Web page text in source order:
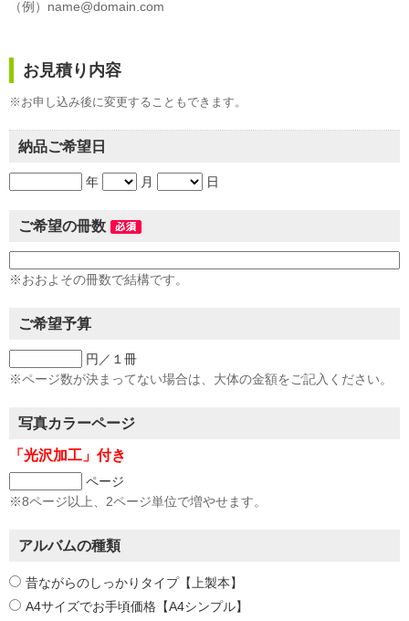
（例）name@domain.com
お見積り内容
※お申し込み後に変更することもできます。
納品ご希望日
年 月 日
ご希望の冊数
※おおよその冊数で結構です。
ご希望予算
円／１冊
※ページ数が決まってない場合は、大体の金額をご記入ください。
写真カラーページ
「光沢加工」付き
ページ
※8ページ以上、2ページ単位で増やせます。
アルバムの種類
昔ながらのしっかりタイプ【上製本】
A4サイズでお手頃価格【A4シンプル】